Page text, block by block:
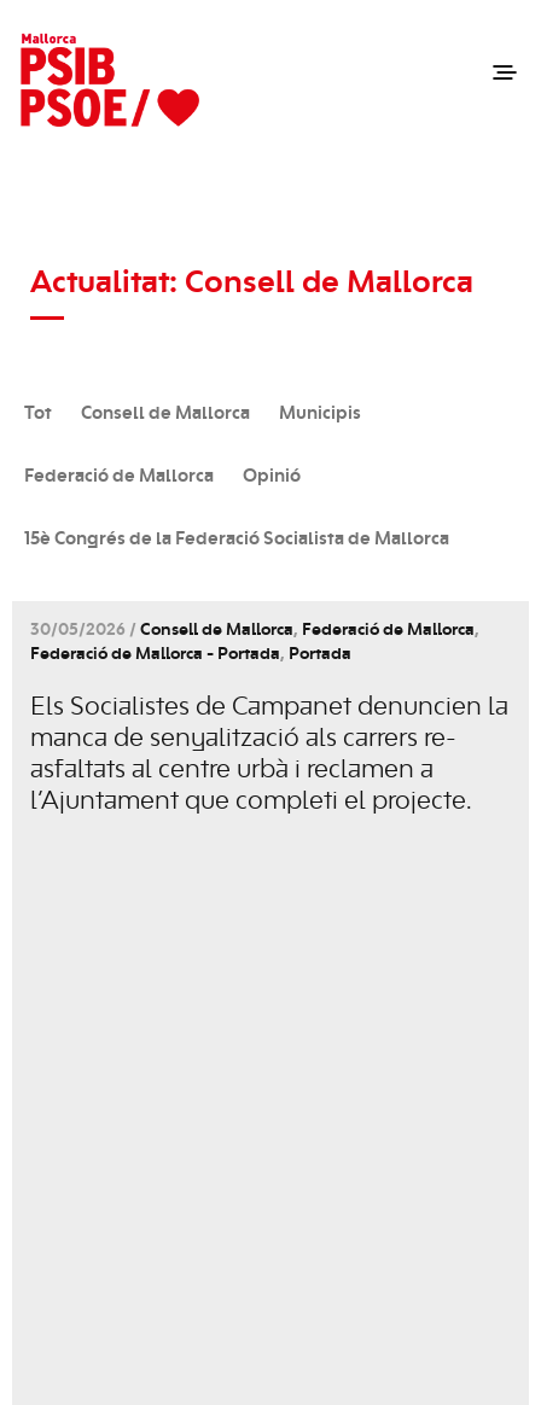
Actualitat: Consell de Mallorca
Tot Consell de Mallorca Municipis
Federació de Mallorca Opinió
15è Congrés de la Federació Socialista de Mallorca
30/05/2026 / Consell de Mallorca, Federació de Mallorca,
Federació de Mallorca - Portada, Portada
Els Socialistes de Campanet denuncien la
manca de senyalització als carrers re-
asfaltats al centre urbà i reclamen a
l’Ajuntament que completi el projecte.